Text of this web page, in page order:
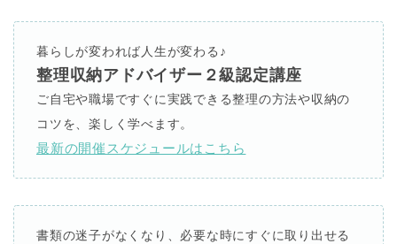
暮らしが変われば人生が変わる ♪
整理収納アドバイザー２級認定講座
ご自宅や職場ですぐに実践できる整理の方法や収納の
コツを、楽しく学べます。
最新の開催スケジュールはこちら
書類の迷子がなくなり、必要な時にすぐに取り出せる